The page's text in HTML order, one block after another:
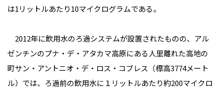
は1リットルあたり10マイクログラムである。
2012年に飲用水のろ過システムが設置されたものの、アル
ゼンチンのプナ・デ・アタカマ高原にある人里離れた高地の
町サン・アントニオ・デ・ロス・コブレス（標高3774メート
ル）では、ろ過前の飲用水に１リットルあたり約200マイクロ